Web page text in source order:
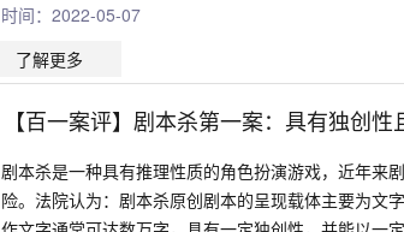
时间：2022-05-07
了解更多
【百一案评】剧本杀第一案：具有独创
剧本杀是一种具有推理性质的角色扮演游戏，近年来
险。法院认为：剧本杀原创剧本的呈现载体主要为文